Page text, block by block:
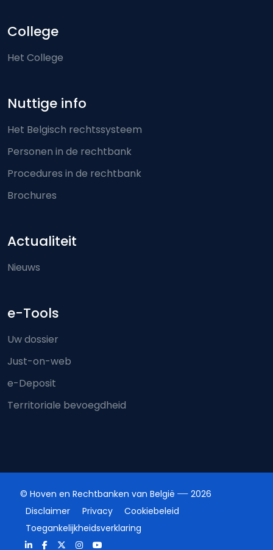
College
Het College
Nuttige info
Het Belgisch rechtssysteem
Personen in de rechtbank
Procedures in de rechtbank
Brochures
Actualiteit
Nieuws
e-Tools
Uw dossier
Just-on-web
e-Deposit
Territoriale bevoegdheid
© Hoven en Rechtbanken van België
2026
Disclaimer
Privacy
Cookiebeleid
Toegankelijkheidsverklaring